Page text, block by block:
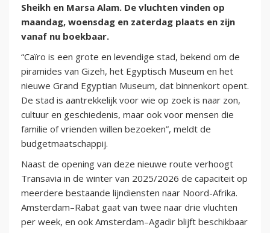
Sheikh en Marsa Alam. De vluchten vinden op
maandag, woensdag en zaterdag plaats en zijn
vanaf nu boekbaar.
“Caïro is een grote en levendige stad, bekend om de
piramides van Gizeh, het Egyptisch Museum en het
nieuwe Grand Egyptian Museum, dat binnenkort opent.
De stad is aantrekkelijk voor wie op zoek is naar zon,
cultuur en geschiedenis, maar ook voor mensen die
familie of vrienden willen bezoeken”, meldt de
budgetmaatschappij.
Naast de opening van deze nieuwe route verhoogt
Transavia in de winter van 2025/2026 de capaciteit op
meerdere bestaande lijndiensten naar Noord-Afrika.
Amsterdam–Rabat gaat van twee naar drie vluchten
per week, en ook Amsterdam–Agadir blijft beschikbaar